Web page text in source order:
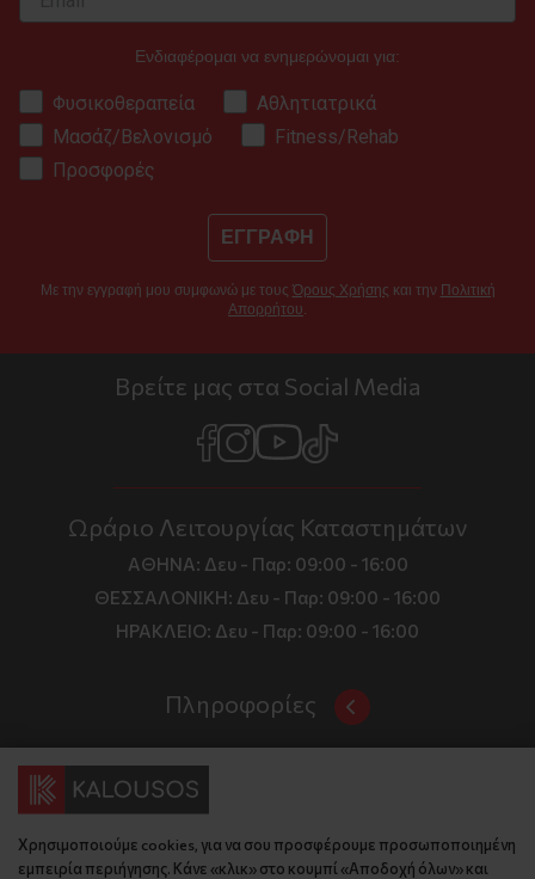
Ενδιαφέρομαι να ενημερώνομαι για:
Φυσικοθεραπεία
Αθλητιατρικά
Μασάζ/Βελονισμό
Fitness/Rehab
Προσφορές
ΕΓΓΡΑΦΗ
Με την εγγραφή μου συμφωνώ με τους Όρους Χρήσης και την Πολιτική
Απορρήτου.
Βρείτε μας στα Social Media
Ωράριο Λειτουργίας Καταστημάτων
ΑΘΗΝΑ: Δευ - Παρ: 09:00 - 16:00
ΘΕΣΣΑΛΟΝΙΚΗ: Δευ - Παρ: 09:00 - 16:00
ΗΡΑΚΛΕΙΟ: Δευ - Παρ: 09:00 - 16:00
Πληροφορίες
Όροι και Προϋποθέσεις
Τιμές, Τρόποι Αποστολής και Πληρωμής
Πολιτική Απορρήτου
Κώδικας Δεοντολογίας
Επικοινωνία
Διεύθυνση
Έδρα: Γράμμου 29, 18345 , Μοσχάτο Αττική
Θεσ/νίκη: Λυσάνδρου 8, 54642, Θεσσαλονίκη
Χρησιμοποιούμε cookies, για να σου προσφέρουμε προσωποποιημένη
εμπειρία περιήγησης. Κάνε «κλικ» στο κουμπί «Αποδοχή όλων» και